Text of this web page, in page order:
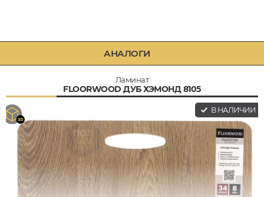
АНАЛОГИ
Ламинат
FLOORWOOD ДУБ ХЭМОНД 8105
В НАЛИЧИИ